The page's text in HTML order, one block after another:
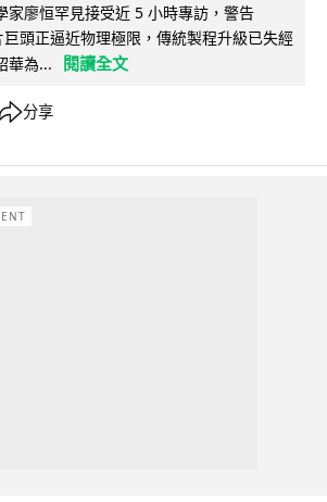
家廖恒罕見接受近 5 小時專訪，警告
頭正逼近物理極限，傳統製程升級已失經
華為...
閱讀全文
分享